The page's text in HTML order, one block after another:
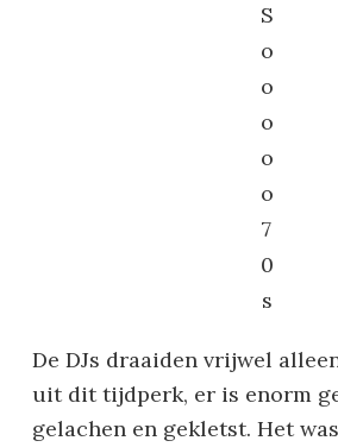
S
o
o
o
o
o
7
0
s
De DJs draaiden vrijwel
uit dit tijdperk, er is enorm
gelachen en gekletst. Het